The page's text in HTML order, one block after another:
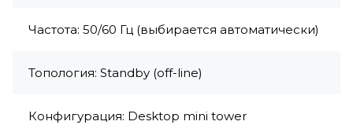
Частота: 50/60 Гц (выбирается автоматически)
Топология: Standby (off-line)
Конфигурация: Desktop mini tower